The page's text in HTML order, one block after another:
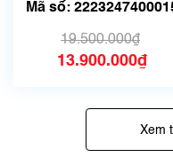
Mã số:
19.500.000₫
13.900.000₫
Xem